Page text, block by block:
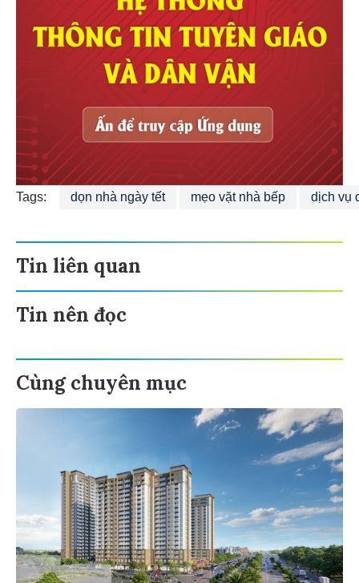
Tags: dọn nhà ngày tết mẹo vặt nhà bếp dịch vụ
Tin liên quan
Tin nên đọc
Cùng chuyên mục